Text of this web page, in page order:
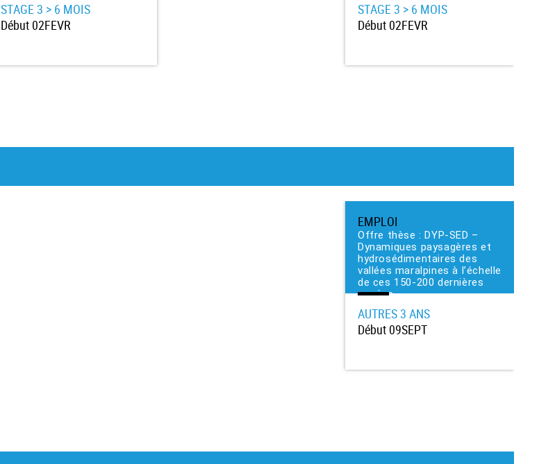
STAGE 3 > 6 MOIS
Début 02FEVR
STAGE 3 > 6 MOIS
Début 02FEVR
EMPLOI
Offre thèse : DYP-SED –
Dynamiques paysagères et
hydrosédimentaires des
vallées maralpines à l’échelle
de ces 150-200 dernières
années
AUTRES 3 ANS
Début 09SEPT